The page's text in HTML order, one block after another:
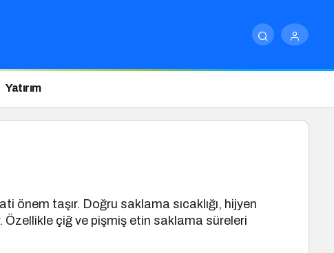
Yatırım
önem taşır. Doğru saklama sıcaklığı, hijyen
Özellikle çiğ ve pişmiş etin saklama süreleri